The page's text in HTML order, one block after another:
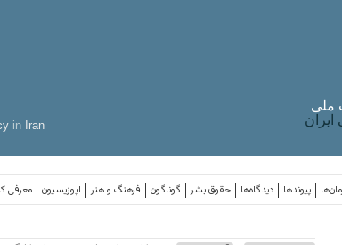
in Iran
ملی
معرفی اپوزیسیون فرهنگ و هنر گوناگون حقوق بشر دیدگاه‌ها پیوندها